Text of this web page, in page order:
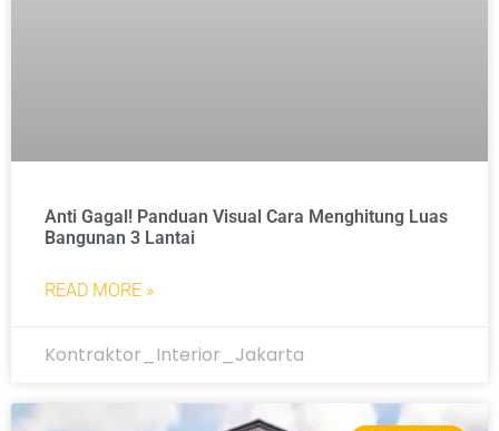
Anti Gagal! Panduan Visual Cara Menghitung Luas
Bangunan 3 Lantai
READ MORE »
Kontraktor_Interior_Jakarta